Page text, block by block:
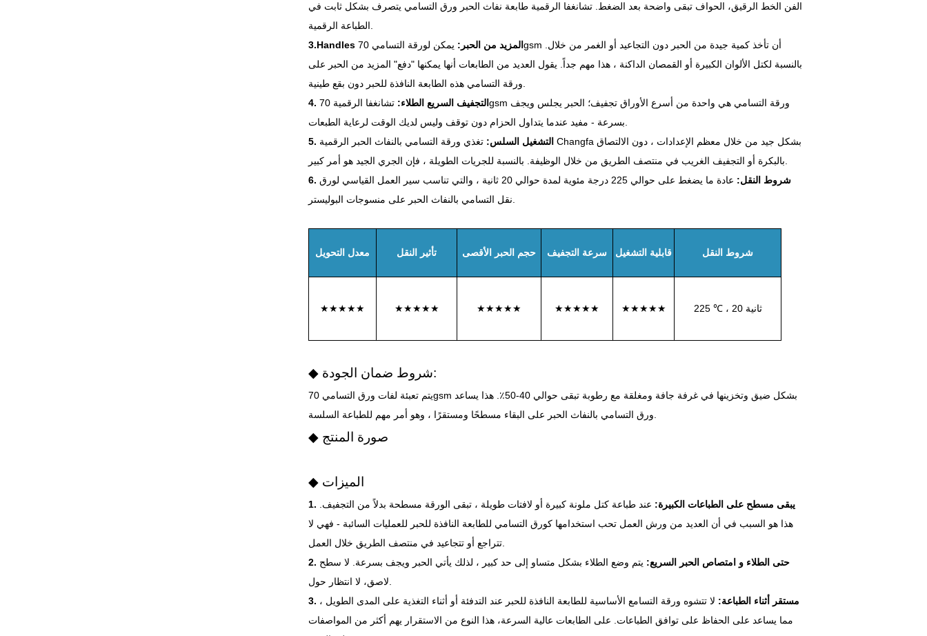
الفن الخط الرقيق، الحواف تبقى واضحة بعد الضغط. تشانغفا الرقمية طابعة نفاث الحبر ورق التسامي يتصرف بشكل ثابت في
3.Handles المزيد من الحبر:
يمكن لورقة التسامي 70gsm أن تأخذ كمية جيدة من الحبر دون التجاعيد أو الغمر من خلال.
بالنسبة لكتل الألوان الكبيرة أو القمصان الداكنة ، هذا مهم جداً. يقول العديد من الطابعات أنها يمكنها "دفع" المزيد من الحبر على
4. التجفيف السريع الطلاء:
تشانغفا الرقمية 70gsm ورقة التسامي هي واحدة من أسرع الأوراق تجفيف؛ الحبر يجلس ويجف
5. التشغيل السلس: تغذي ورقة التسامي بالنفاث الحبر الرقمية Changfa بشكل جيد من خلال معظم الإعدادات ، دون الالتصاق
6. شروط النقل:
عادة ما يضغط على حوالي 225 درجة مئوية لمدة حوالي 20 ثانية ، والتي تناسب سير العمل القياسي لورق
معدل التحويل تأثير النقل حجم الحبر الأقصى سرعة التجفيف قابلية التشغيل شروط النقل
★★★★★ ★★★★★ ★★★★★ ★★★★★ ★★★★★ 225 ℃ ، 20 ثانية
◆ شروط ضمان الجودة:
يتم تعبئة لفات ورق التسامي 70gsm بشكل ضيق وتخزينها في غرفة جافة ومغلقة مع رطوبة تبقى حوالي 40-50٪. هذا يساعد
◆ صورة المنتج
◆ الميزات
1. يبقى مسطح على الطباعات الكبيرة: عند طباعة كتل ملونة كبيرة أو لافتات طويلة ، تبقى الورقة مسطحة بدلاً من التجفيف.
هذا هو السبب في أن العديد من ورش العمل تحب استخدامها كورق التسامي للطابعة النافذة للحبر للعمليات السائبة - فهي لا
2. حتى الطلاء و امتصاص الحبر السريع: يتم وضع الطلاء بشكل متساو إلى حد كبير ، لذلك يأتي الحبر ويجف بسرعة. لا سطح
3. مستقر أثناء الطباعة: لا تتشوه ورقة التسامع الأساسية للطابعة النافذة للحبر عند التدفئة أو أثناء التغذية على المدى الطويل ،
مما يساعد على الحفاظ على توافق الطباعات. على الطابعات عالية السرعة، هذا النوع من الاستقرار يهم أكثر من المواصفات